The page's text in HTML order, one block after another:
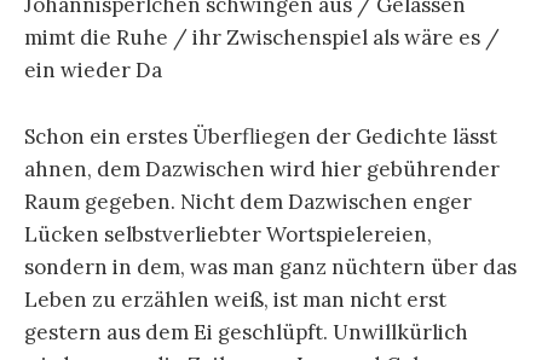
Johannisperlchen schwingen aus / Gelassen
mimt die Ruhe / ihr Zwischenspiel als wäre es /
ein wieder Da
Schon ein erstes Überfliegen der Gedichte lässt
ahnen, dem Dazwischen wird hier gebührender
Raum gegeben. Nicht dem Dazwischen enger
Lücken selbstverliebter Wortspielereien,
sondern in dem, was man ganz nüchtern über das
Leben zu erzählen weiß, ist man nicht erst
gestern aus dem Ei geschlüpft. Unwillkürlich